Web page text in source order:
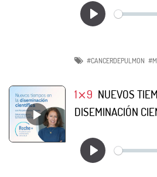
#CANCERDEPULMON
1⨯9 NUEVOS
DISEMINACIÓN